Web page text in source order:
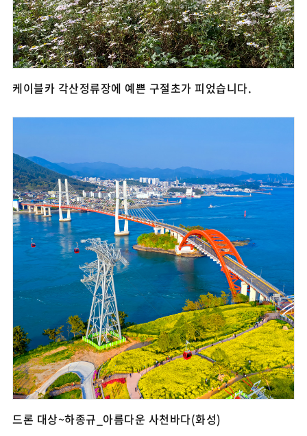
케이블카 각산정류장에 예쁜 구절초가 피었습니다.
드론 대상~하종규_아름다운 사천바다(화성)